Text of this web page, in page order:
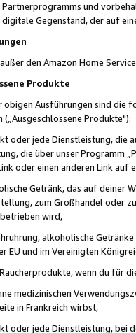
Partnerprogramms und
digitale Gegenstand, der auf
den Amazon Home
Produkte
obigen Ausführungen sind die
(„Ausgeschlossene Produkte"):
oder jede Dienstleistung, die
die über unser Programm
oder einen anderen Link auf
Getränk, das auf deiner
zum Großhandel oder
wird,
alkoholische
EU und im Vereinigten
wenn du für
medizinischen
in Frankreich wirbst,
oder jede Dienstleistung, bei